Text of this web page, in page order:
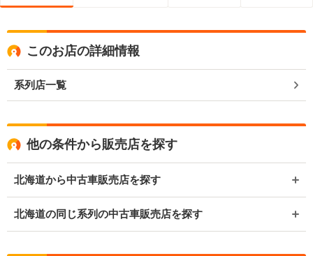
このお店の詳細情報
系列店一覧
他の条件から販売店を探す
北海道から中古車販売店を探す
北海道の同じ系列の中古車販売店を探す